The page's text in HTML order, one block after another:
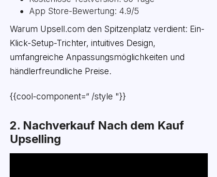
App Store-Bewertung: 4.9/5
Warum Upsell.com den Spitzenplatz verdient: Ein-
Klick-Setup-Trichter, intuitives Design,
umfangreiche Anpassungsmöglichkeiten und
händlerfreundliche Preise.
{{cool-component=“ /style "}}
2. Nachverkauf Nach dem Kauf
Upselling